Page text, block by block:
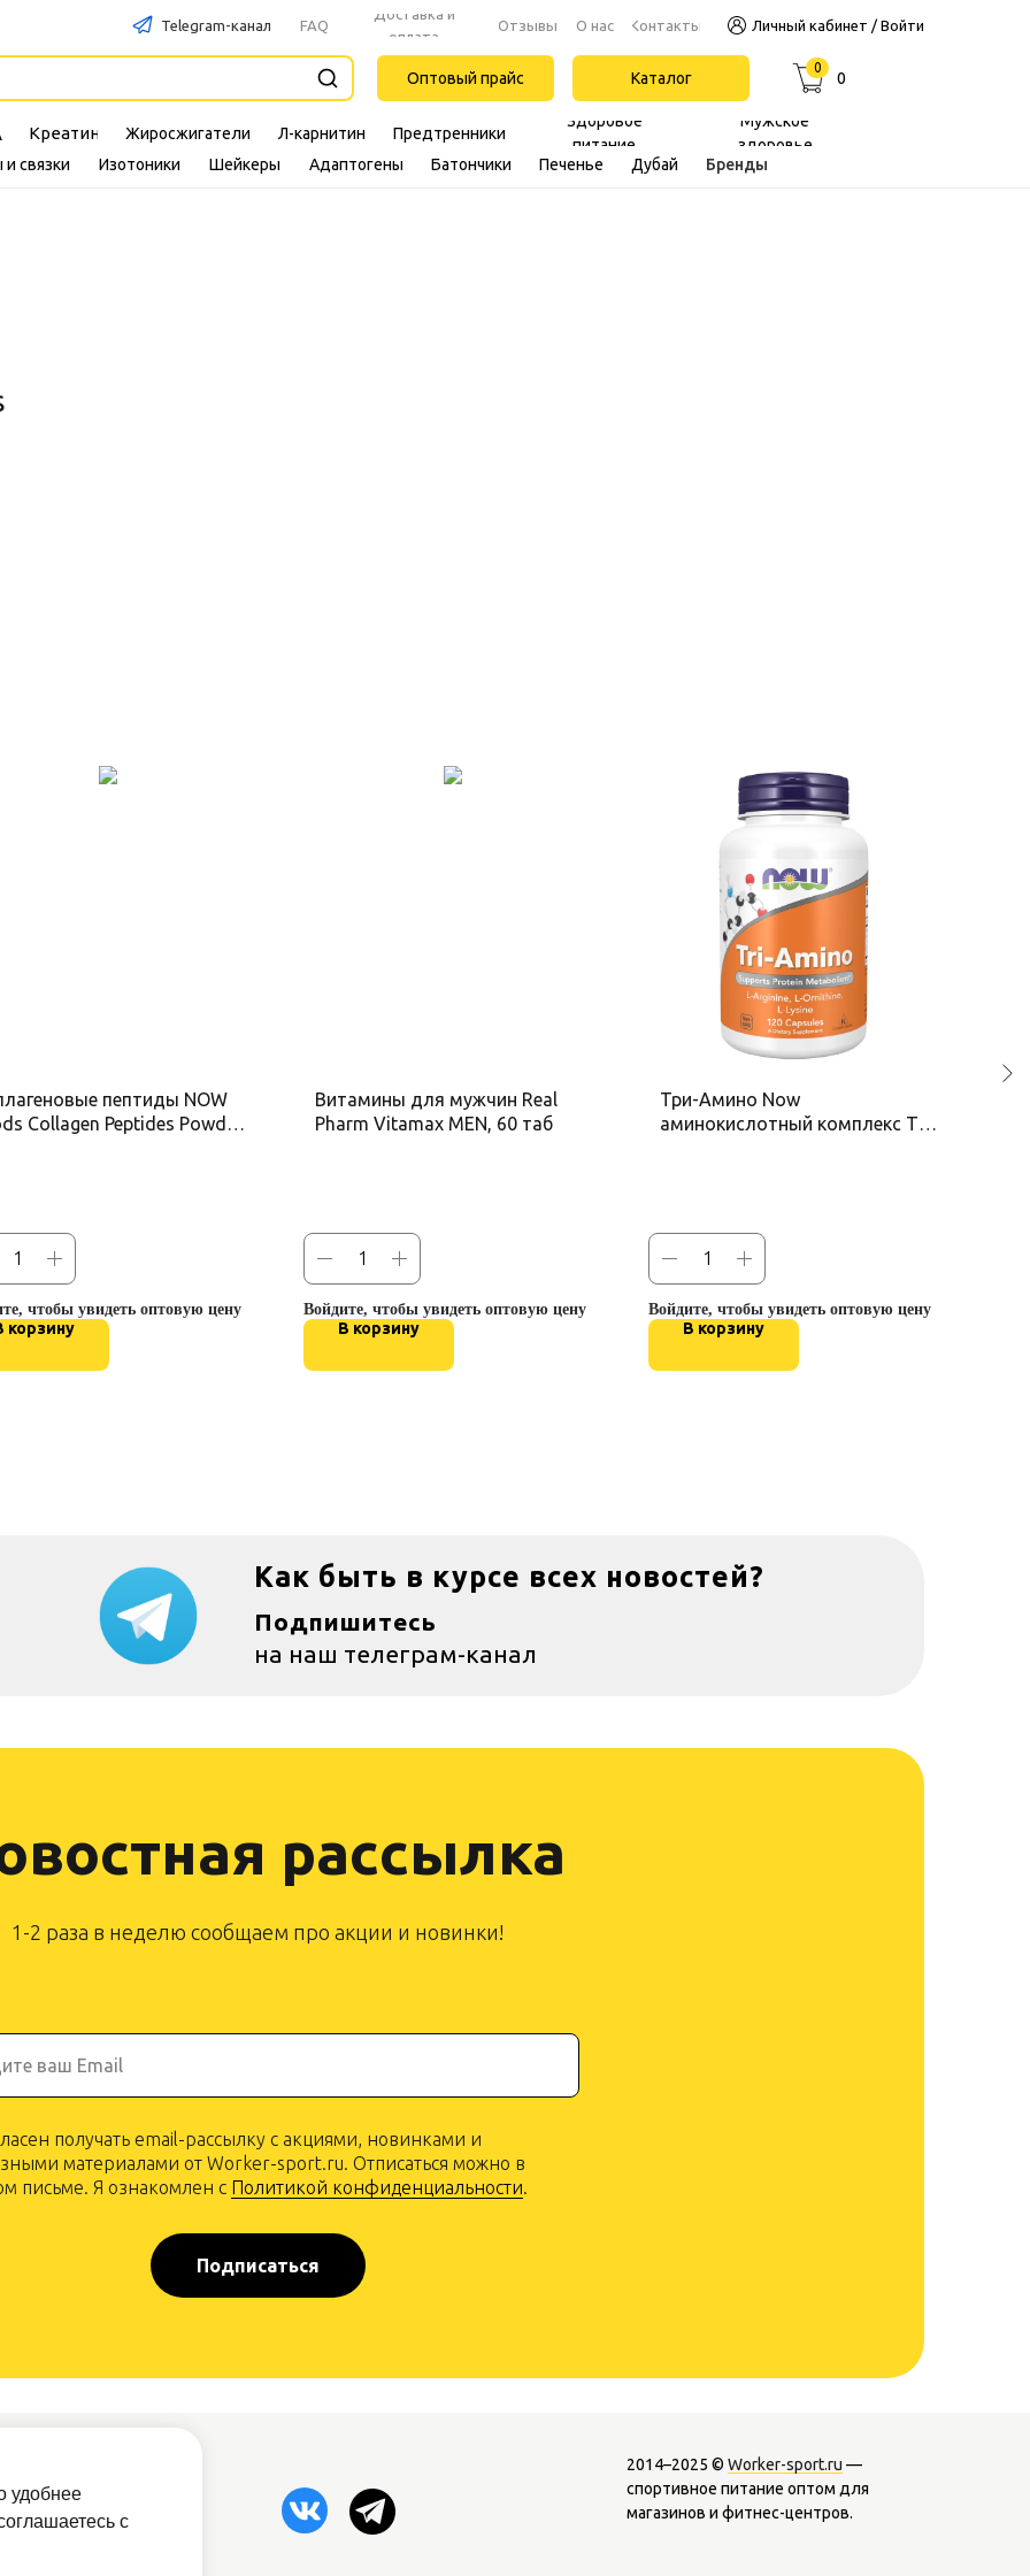
Каталог
Контакты
Доставка и
оплата
О нас
0
0
Креатин
Изотоники
Жиросжигатели
Здоровое
питание
связки
Предтренники
Шейкеры
Мужское
здоровье
Адаптогены
Л-карнитин
Бренды
Батончики Дубай
Печенье
Оптовый прайс
Отзывы
FAQ Личный кабинет / Войти
Telegram-канал
пептиды NOW
Collagen Peptides Powder,
чтобы увидеть оптовую цену
корзину
Витамины для мужчин Real
Pharm Vitamax MEN, 60 таб
Войдите, чтобы увидеть оптовую цену
В корзину
Три-Амино Now
аминокислотный комплекс Tri-
Войдите, чтобы увидеть оптовую цену
В корзину
Как быть в курсе всех новостей?
Подпишитесь
на наш телеграм-канал
удобнее
с
рассылка
1-2 раза в неделю сообщаем про акции и новинки!
ваш Email
получать email-рассылку с акциями, новинками и
материалами от Worker-sport.ru. Отписаться можно в
письме. Я ознакомлен с Политикой конфиденциальности.
Подписаться
прайс
2014–2025 © Worker-sport.ru —
спортивное питание оптом для
магазинов и фитнес-центров.